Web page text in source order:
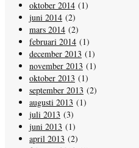
oktober 2014 (1)
juni 2014 (2)
mars 2014 (2)
februari 2014 (1)
december 2013 (1)
november 2013 (1)
oktober 2013 (1)
september 2013 (2)
augusti 2013 (1)
juli 2013 (3)
juni 2013 (1)
april 2013 (2)